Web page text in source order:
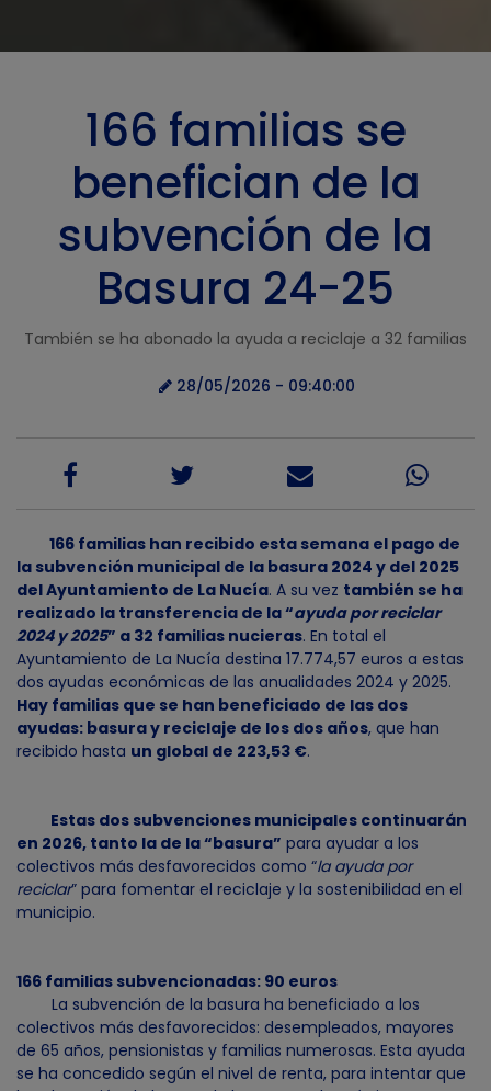
166 familias se
benefician de la
subvención de la
Basura 24-25
También se ha abonado la ayuda a reciclaje a 32 familias
28/05/2026 - 09:40:00
166 familias han recibido esta semana el pago de
la subvención municipal de la basura 2024 y del 2025
del Ayuntamiento de La Nucía. A su vez también se ha
realizado la transferencia de la “ayuda por reciclar
2024 y 2025” a 32 familias nucieras. En total el
Ayuntamiento de La Nucía destina 17.774,57 euros a estas
dos ayudas económicas de las anualidades 2024 y 2025.
Hay familias que se han beneficiado de las dos
ayudas: basura y reciclaje de los dos años, que han
recibido hasta un global de 223,53 €.
Estas dos subvenciones municipales continuarán
en 2026, tanto la de la “basura” para ayudar a los
colectivos más desfavorecidos como “la ayuda por
reciclar” para fomentar el reciclaje y la sostenibilidad en el
municipio.
166 familias subvencionadas: 90 euros
La subvención de la basura ha beneficiado a los
colectivos más desfavorecidos: desempleados, mayores
de 65 años, pensionistas y familias numerosas. Esta ayuda
se ha concedido según el nivel de renta, para intentar que